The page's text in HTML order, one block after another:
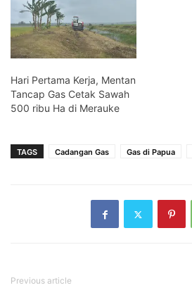
Hari Pertama Kerja, Mentan
Tancap Gas Cetak Sawah
500 ribu Ha di Merauke
TAGS Cadangan Gas Gas di Papua
Previous article